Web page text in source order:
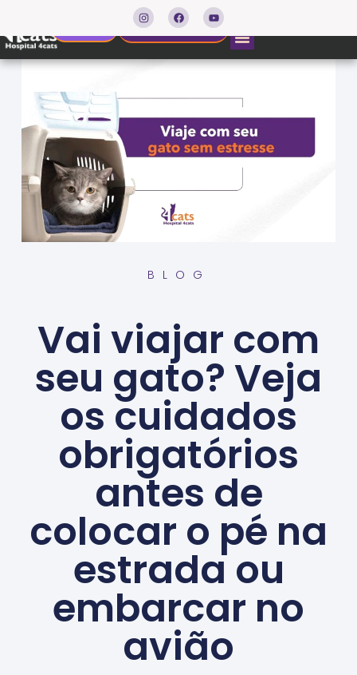
Agendar consulta
BLOG
Vai viajar com
seu gato? Veja
os cuidados
obrigatórios
antes de
colocar o pé na
estrada ou
embarcar no
avião